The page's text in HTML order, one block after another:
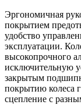
Эргономичная
покрытием
удобство
эксплуатации.
высокопрочного
исключительную
закрытым
покрытию колеса
сцепление с